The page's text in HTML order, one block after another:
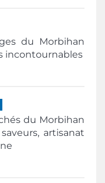
du Morbihan
incontournables
du Morbihan
artisanat